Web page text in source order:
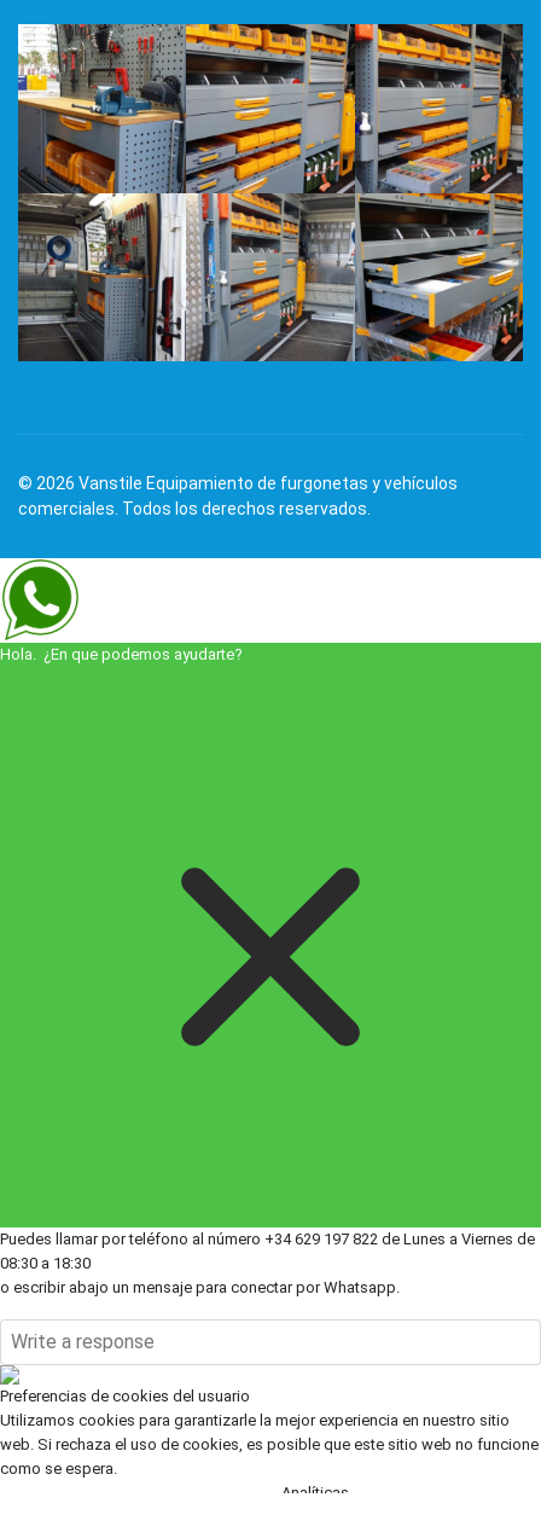
© 2026 Vanstile Equipamiento de furgonetas y vehículos
comerciales. Todos los derechos reservados.
Hola. ¿En que podemos ayudarte?
Puedes llamar por teléfono al número +34 629 197 822 de Lunes a Viernes de
08:30 a 18:30
o escribir abajo un mensaje para conectar por Whatsapp.
Preferencias de cookies del usuario
Utilizamos cookies para garantizarle la mejor experiencia en nuestro sitio
web. Si rechaza el uso de cookies, es posible que este sitio web no funcione
como se espera.
Analíticas